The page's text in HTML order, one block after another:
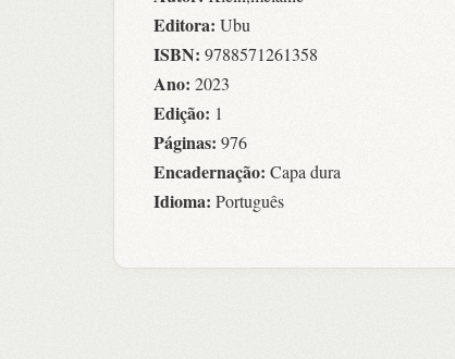
Editora: Ubu
ISBN: 9788571261358
Ano: 2023
Edição: 1
Páginas: 976
Encadernação: Capa dura
Idioma: Português